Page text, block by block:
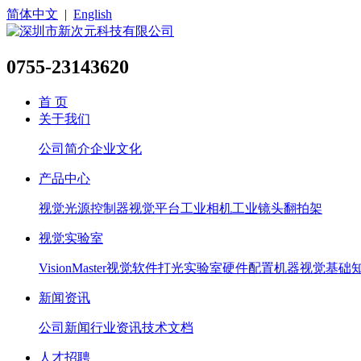
简体中文 | English
0755-23143620
首 页
关于我们
公司简介企业文化
产品中心
视觉光源控制器视觉平台工业相机工业镜头翻拍架
视觉实验室
VisionMaster视觉软件打光实验室硬件配置机器视觉基础
新闻资讯
公司新闻行业资讯技术文档
人才招聘